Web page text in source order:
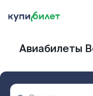
Авиабилеты